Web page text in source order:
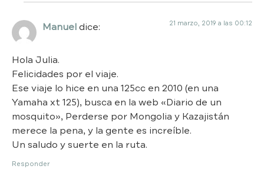
Manueldice: 21 marzo, 2019 a las 00:12
Hola Julia.
Felicidades por el viaje.
Ese viaje lo hice en una 125cc en 2010 (en una
Yamaha xt 125), busca en la web «Diario de un
mosquito», Perderse por Mongolia y Kazajistán
merece la pena, y la gente es increíble.
Un saludo y suerte en la ruta.
Responder